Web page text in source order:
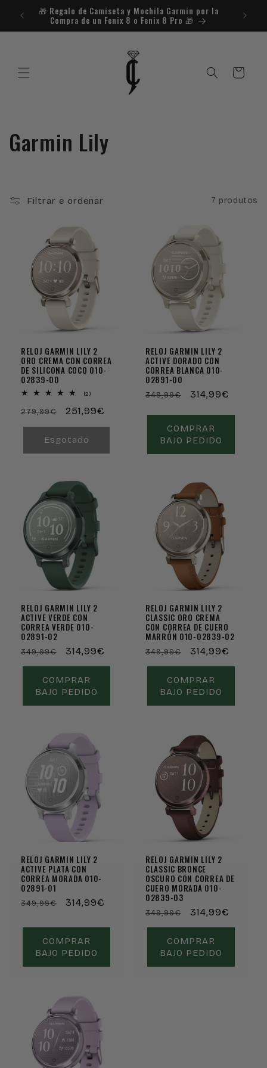
para o
conteúdo
🎁​ Regalo de Camiseta y Mochila Garmin por la
Compra de un Fenix 8 o Fenix 8 Pro 🎁​
Carrinho
C
l
Garmin Lily
Filtrar e ordenar 7 produtos
RELOJ GARMIN LILY 2
ORO CREMA CON CORREA
DE SILICONA COCO 010-
02839-00
(2)
totais
Preço
normal
279,99€
Preço
de
saldo
251,99€
Esgotado
Em promoção
RELOJ GARMIN LILY 2
ACTIVE DORADO CON
CORREA BLANCA 010-
02891-00
Preço
349,99€
Preço
314,99€
COMPRAR
BAJO PEDIDO
Em promoção
RELOJ GARMIN LILY 2
ACTIVE VERDE CON
CORREA VERDE 010-
02891-02
Preço
normal
349,99€
Preço
de
saldo
314,99€
COMPRAR
BAJO PEDIDO
Em promoção
RELOJ GARMIN LILY 2
CLASSIC ORO CREMA
CON CORREA DE CUERO
MARRÓN 010-02839-02
Preço
normal
349,99€
Preço
de
saldo
314,99€
COMPRAR
BAJO PEDIDO
Em promoção
RELOJ GARMIN LILY 2
ACTIVE PLATA CON
CORREA MORADA 010-
02891-01
Preço
349,99€
Preço
saldo
314,99€
COMPRAR
BAJO PEDIDO
Em promoção
RELOJ GARMIN LILY 2
CLASSIC BRONCE
OSCURO CON CORREA DE
CUERO MORADA 010-
02839-03
Preço
normal
349,99€
Preço
de
saldo
314,99€
COMPRAR
BAJO PEDIDO